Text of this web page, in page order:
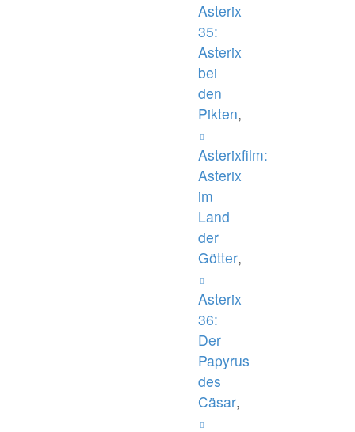
Asterix
35:
Asterix
bei
den
Pikten,
Asterixfilm:
Asterix
im
Land
der
Götter,
Asterix
36:
Der
Papyrus
des
Cäsar,